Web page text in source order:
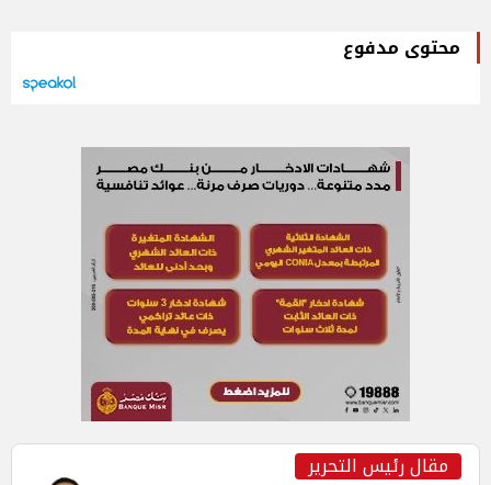
محتوى مدفوع
مقال رئيس التحرير